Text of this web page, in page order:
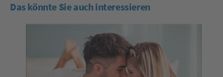
Das könnte Sie auch interessieren